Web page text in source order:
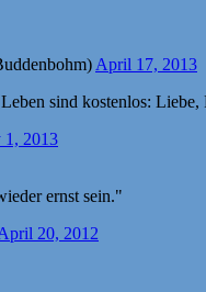
April 17, 2013
sind kostenlos: Liebe,
1, 2013
ernst sein."
20, 2012